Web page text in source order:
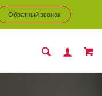
Обратный звонок